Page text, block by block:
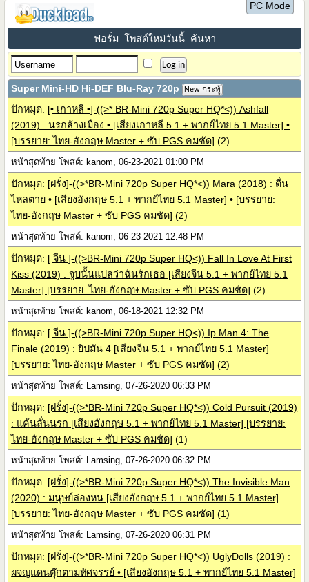
PC Mode
ฟอรั่ม โพสต์ใหม่วันนี้ ค้นหา
Super Mini-HD Hi-DEF Blu-Ray 720p New กระทู้
ปักหมุด: [• เกาหลี •]-((>* BR-Mini 720p Super HQ*<)) Ashfall
(2019) : นรกล้างเมือง • [เสียงเกาหลี 5.1 + พากย์ไทย 5.1 Master] •
[บรรยาย: ไทย-อังกฤษ Master + ซับ PGS คมชัด] (2)
หน้าสุดท้าย โพสต์: kanom, 06-23-2021 01:00 PM
ปักหมุด: [ฝรั่ง]-((>*BR-Mini 720p Super HQ*<)) Mara (2018) : ตื่น
ไหลตาย • [เสียงอังกฤษ 5.1 + พากย์ไทย 5.1 Master] • [บรรยาย:
ไทย-อังกฤษ Master + ซับ PGS คมชัด] (2)
หน้าสุดท้าย โพสต์: kanom, 06-23-2021 12:48 PM
ปักหมุด: [ จีน ]-((>BR-Mini 720p Super HQ<)) Fall In Love At First
Kiss (2019) : จูบนั้นแปลว่าฉันรักเธอ [เสียงจีน 5.1 + พากย์ไทย 5.1
Master] [บรรยาย: ไทย-อังกฤษ Master + ซับ PGS คมชัด] (2)
หน้าสุดท้าย โพสต์: kanom, 06-18-2021 12:32 PM
ปักหมุด: [ จีน ]-((>BR-Mini 720p Super HQ<)) Ip Man 4: The
Finale (2019) : ยิปมัน 4 [เสียงจีน 5.1 + พากย์ไทย 5.1 Master]
[บรรยาย: ไทย-อังกฤษ Master + ซับ PGS คมชัด] (2)
หน้าสุดท้าย โพสต์: Lamsing, 07-26-2020 06:33 PM
ปักหมุด: [ฝรั่ง]-((>*BR-Mini 720p Super HQ*<)) Cold Pursuit (2019)
: แค้นลั่นนรก [เสียงอังกฤษ 5.1 + พากย์ไทย 5.1 Master] [บรรยาย:
ไทย-อังกฤษ Master + ซับ PGS คมชัด] (1)
หน้าสุดท้าย โพสต์: Lamsing, 07-26-2020 06:32 PM
ปักหมุด: [ฝรั่ง]-((>*BR-Mini 720p Super HQ*<)) The Invisible Man
(2020) : มนุษย์ล่องหน [เสียงอังกฤษ 5.1 + พากย์ไทย 5.1 Master]
[บรรยาย: ไทย-อังกฤษ Master + ซับ PGS คมชัด] (1)
หน้าสุดท้าย โพสต์: Lamsing, 07-26-2020 06:31 PM
ปักหมุด: [ฝรั่ง]-((>*BR-Mini 720p Super HQ*<)) UglyDolls (2019) :
ผจญแดนตุ๊กตามหัศจรรย์ • [เสียงอังกฤษ 5.1 + พากย์ไทย 5.1 Master]